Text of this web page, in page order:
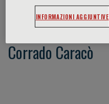
Corrado Caracò
INFORMAZIONI AGGIUNTIVE